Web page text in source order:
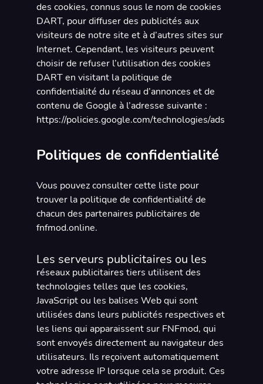
des cookies, connus sous le nom de cookies
DART, pour diffuser des publicités aux
visiteurs de notre site et à d’autres sites sur
Internet. Cependant, les visiteurs peuvent
choisir de refuser l’utilisation des cookies
DART en visitant la politique de
confidentialité du réseau d’annonces et de
contenu de Google à l’adresse suivante :
https://policies.google.com/technologies/ads
Politiques de confidentialité
Vous pouvez consulter cette liste pour
trouver la politique de confidentialité de
chacun des partenaires publicitaires de
fnfmod.online.
Les serveurs publicitaires ou les
réseaux publicitaires tiers utilisent des
technologies telles que les cookies,
JavaScript ou les balises Web qui sont
utilisées dans leurs publicités respectives et
les liens qui apparaissent sur FNFmod, qui
sont envoyés directement au navigateur des
utilisateurs. Ils reçoivent automatiquement
votre adresse IP lorsque cela se produit. Ces